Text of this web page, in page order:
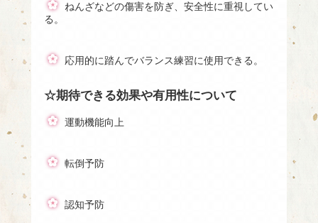
ねんざなどの傷害を防ぎ、安全性に重視してい
る。
応用的に踏んでバランス練習に使用できる。
☆期待できる効果や有用性について
運動機能向上
転倒予防
認知予防